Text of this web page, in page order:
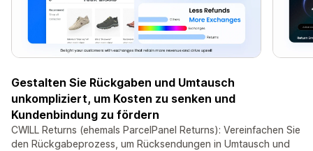
Gestalten Sie Rückgaben und Umtausch
unkompliziert, um Kosten zu senken und
Kundenbindung zu fördern
CWILL Returns (ehemals ParcelPanel Returns): Vereinfachen Sie
den Rückgabeprozess, um Rücksendungen in Umtausch und